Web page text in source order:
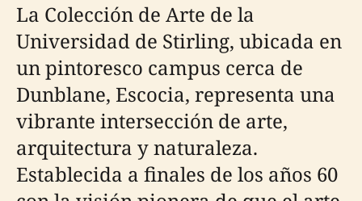
La Colección de Arte de la
Universidad de Stirling, ubicada en
un pintoresco campus cerca de
Dunblane, Escocia, representa una
vibrante intersección de arte,
arquitectura y naturaleza.
Establecida a finales de los años 60